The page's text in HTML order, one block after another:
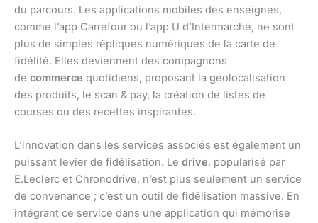
du parcours. Les applications mobiles des enseignes,
comme l’app Carrefour ou l’app U d’Intermarché, ne sont
plus de simples répliques numériques de la carte de
fidélité. Elles deviennent des compagnons
de commerce quotidiens, proposant la géolocalisation
des produits, le scan & pay, la création de listes de
courses ou des recettes inspirantes.
L’innovation dans les services associés est également un
puissant levier de fidélisation. Le drive, popularisé par
E.Leclerc et Chronodrive, n’est plus seulement un service
de convenance ; c’est un outil de fidélisation massive. En
intégrant ce service dans une application qui mémorise